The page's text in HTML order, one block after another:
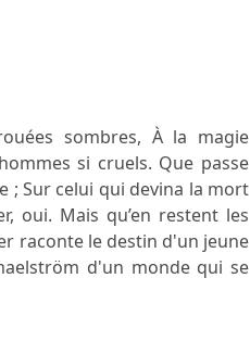
sombres, À la magie
si cruels. Que passe
; Sur celui qui devina la mort
oui. Mais qu’en restent les
raconte le destin d'un jeune
d'un monde qui se